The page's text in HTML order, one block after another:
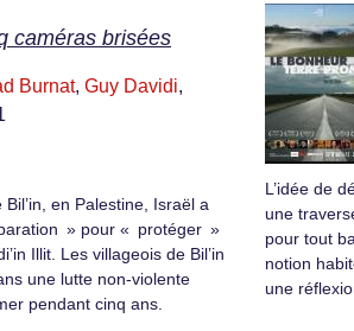
caméras brisées
Burnat, Guy Davidi,
en Palestine, Israël a
» pour « protéger »
Illit. Les villageois de Bil’in
une lutte non-violente
pendant cinq ans.
L’idée de
une
pour tout
notion
une